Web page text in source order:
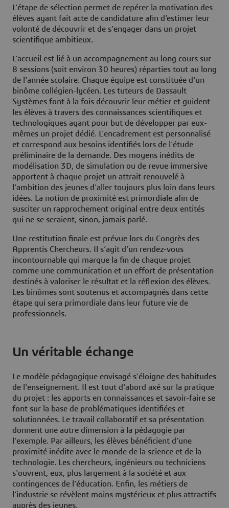
L'étape de sélection permet de repérer la motivation des
élèves ayant fait acte de candidature afin d’estimer leur
volonté de découvrir et de s'engager dans un projet
scientifique ambitieux.
L'accueil est lié à un accompagnement au long cours sur
8 sessions (soit environ 30 heures) réparties tout au long
de l'année scolaire. Chaque équipe est constituée d'un
binôme collégien-lycéen. Les tuteurs de Dassault
Systèmes font à la fois découvrir leur métier et guident
les élèves à travers des connaissances scientifiques et
technologiques ayant pour but de développer par eux-
mêmes un projet dédié. L'encadrement est personnalisé
et correspond aux besoins identifiés lors de l'étude
préliminaire de la demande. Des moyens inédits de
modélisation 3D, de simulation ou de revue immersive
apportent à chaque projet un attrait renouvelé à
l'ambition des jeunes d'aller toujours plus loin dans leurs
idées. La notion de proximité est primordiale afin de
susciter un rapprochement original entre deux entités
qui ne se seraient, sinon, jamais parlé.
Une restitution finale est prévue lors du Congrès des
Apprentis Chercheurs. Il s’agit d’un rendez-vous
incontournable qui marque la fin de chaque projet
comme une communication et un effort de présentation
destinés à valoriser le résultat et la réflexion des élèves.
Les binômes sont soutenus et accompagnés dans cette
étape qui sera primordiale dans leur future vie de
professionnels.
Un véritable échange
Le modèle pédagogique envisagé s'éloigne des habitudes
de l'enseignement. Il est tout d'abord axé sur la pratique
du projet : les apports en connaissances et savoir-faire se
font sur la base de problématiques identifiées et
solutionnées. Le travail collaboratif et sa présentation
donnent une autre dimension à la pédagogie par
l'exemple. Par ailleurs, les élèves bénéficient d'une
proximité inédite avec le monde de la science et de la
technologie. Les chercheurs, ingénieurs ou techniciens
s'ouvrent, eux, plus largement à la société et aux
contingences de l'éducation. Enfin, les métiers de
l'industrie se révèlent moins mystérieux et plus attractifs
auprès des jeunes.